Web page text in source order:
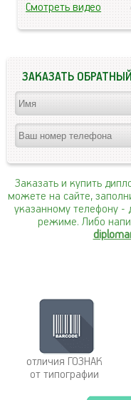
Смотреть видео
ЗАКАЗАТЬ
Заказать и купить
можете на сайте,
указанному телефону -
режиме. Либо
отличия ГОЗНАК
от типографии